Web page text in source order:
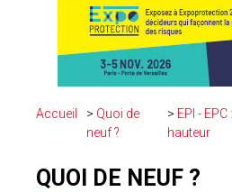
Accueil
Quoi de
neuf ?
EPI -
hauteur
QUOI DE NEUF ?